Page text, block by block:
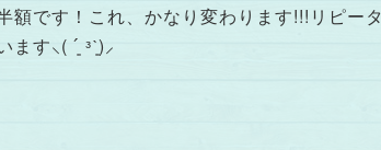
です！これ、かなり変わります!!!リピー
す⸜( ´͈ ᵌˋ͈)⸝